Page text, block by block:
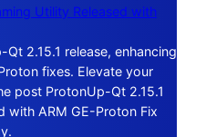
Utility Released with
2.15.1 release, enhancing
fixes. Elevate your
post ProtonUp-Qt 2.15.1
with ARM GE-Proton Fix